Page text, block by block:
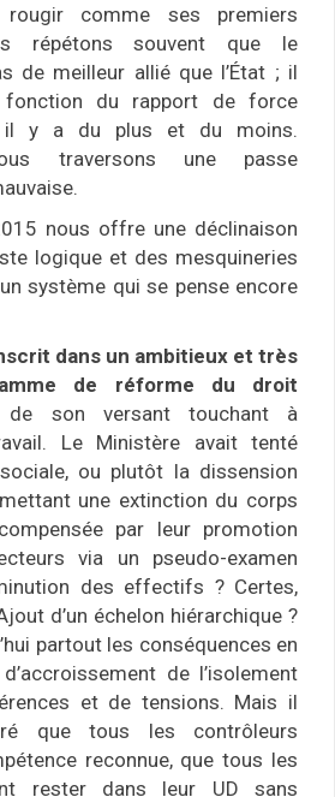
rougir comme ses premiers
répétons souvent que le
de meilleur allié que l’État ; il
fonction du rapport de force
il y a du plus et du moins.
traversons une passe
nous offre une déclinaison
logique et des mesquineries
système qui se pense encore
dans un ambitieux et très
de réforme du droit
son versant touchant à
Le Ministère avait tenté
ou plutôt la dissension
une extinction du corps
par leur promotion
via un pseudo-examen
des effectifs ? Certes,
d’un échelon hiérarchique ?
partout les conséquences en
de l’isolement
et de tensions. Mais il
que tous les contrôleurs
reconnue, que tous les
rester dans leur UD sans